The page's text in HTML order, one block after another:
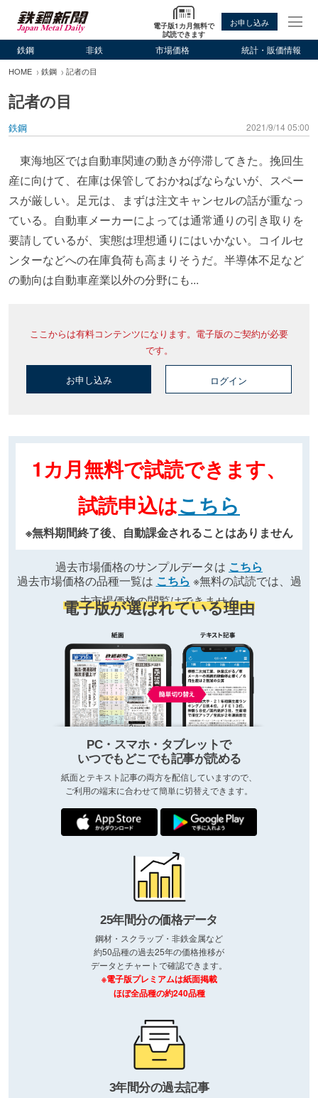
電子版1カ月無料で
試読できます
お申し込み
鉄鋼 非鉄 市場価格 統計・販価情報
HOME 鉄鋼 記者の目
記者の目
鉄鋼 2021/9/14 05:00
東海地区では自動車関連の動きが停滞してきた。挽回生
産に向けて、在庫は保管しておかねばならないが、スペー
スが厳しい。足元は、まずは注文キャンセルの話が重なっ
ている。自動車メーカーによっては通常通りの引き取りを
要請しているが、実態は理想通りにはいかない。コイルセ
ンターなどへの在庫負荷も高まりそうだ。半導体不足など
の動向は自動車産業以外の分野にも...
ここからは有料コンテンツになります。電子版のご契約が必要
です。
お申し込み ログイン
1カ月無料で試読できます、
試読申込はこちら
※無料期間終了後、自動課金されることはありません
過去市場価格のサンプルデータは こちら
過去市場価格の品種一覧は こちら ※無料の試読では、過
去市場価格の閲覧はできません
電子版が選ばれている理由
PC・スマホ・タブレットで
いつでもどこでも記事が読める
紙面とテキスト記事の両方を配信していますので、
ご利用の端末に合わせて簡単に切替えできます。
25年間分の価格データ
鋼材・スクラップ・非鉄金属など
約50品種の過去25年の価格推移が
データとチャートで確認できます。
※電子版プレミアムは紙面掲載
ほぼ全品種の約240品種
3年間分の過去記事